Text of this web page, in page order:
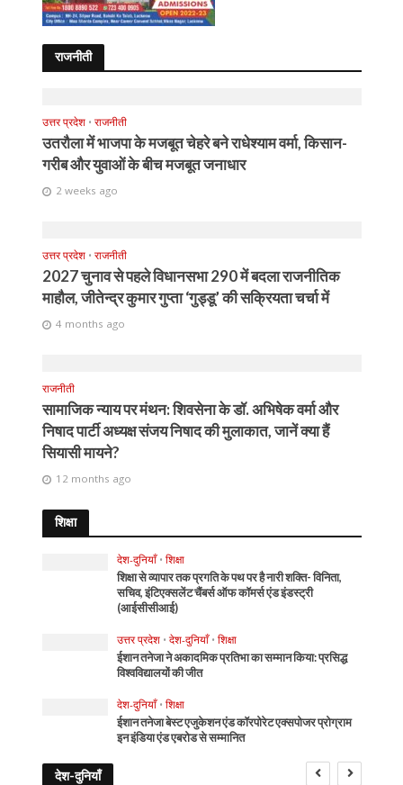
राजनीती
उत्तर प्रदेश • राजनीती
उतरौला में भाजपा के मजबूत चेहरे बने राधेश्याम वर्मा, किसान-
गरीब और युवाओं के बीच मजबूत जनाधार
2 weeks ago
उत्तर प्रदेश • राजनीती
2027 चुनाव से पहले विधानसभा 290 में बदला राजनीतिक
माहौल, जीतेन्द्र कुमार गुप्ता ‘गुड्डू’ की सक्रियता चर्चा में
4 months ago
राजनीती
सामाजिक न्याय पर मंथन: शिवसेना के डॉ. अभिषेक वर्मा और
निषाद पार्टी अध्यक्ष संजय निषाद की मुलाकात, जानें क्या हैं
सियासी मायने?
12 months ago
शिक्षा
देश-दुनियाँ • शिक्षा
शिक्षा से व्यापार तक प्रगति के पथ पर है नारी शक्ति- विनिता,
सचिव, इंटिएक्सलेंट चैंबर्स ऑफ कॉमर्स एंड इंडस्ट्री
(आईसीसीआई)
उत्तर प्रदेश • देश-दुनियाँ • शिक्षा
ईशान तनेजा ने अकादमिक प्रतिभा का सम्मान किया: प्रसिद्ध
विश्वविद्यालयों की जीत
देश-दुनियाँ • शिक्षा
ईशान तनेजा बेस्ट एजुकेशन एंड कॉरपोरेट एक्सपोजर प्रोग्राम
इन इंडिया एंड एबरोड से सम्मानित
देश-दुनियाँ